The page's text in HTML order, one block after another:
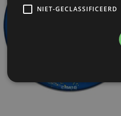
NIET-GECLASSIFICEERD